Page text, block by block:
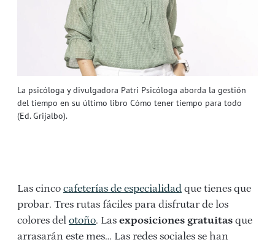
La psicóloga y divulgadora Patri Psicóloga aborda la gestión
del tiempo en su último libro Cómo tener tiempo para todo
(Ed. Grijalbo).
Las cinco cafeterías de especialidad que tienes que
probar. Tres rutas fáciles para disfrutar de los
colores del otoño. Las exposiciones gratuitas que
arrasarán este mes… Las redes sociales se han